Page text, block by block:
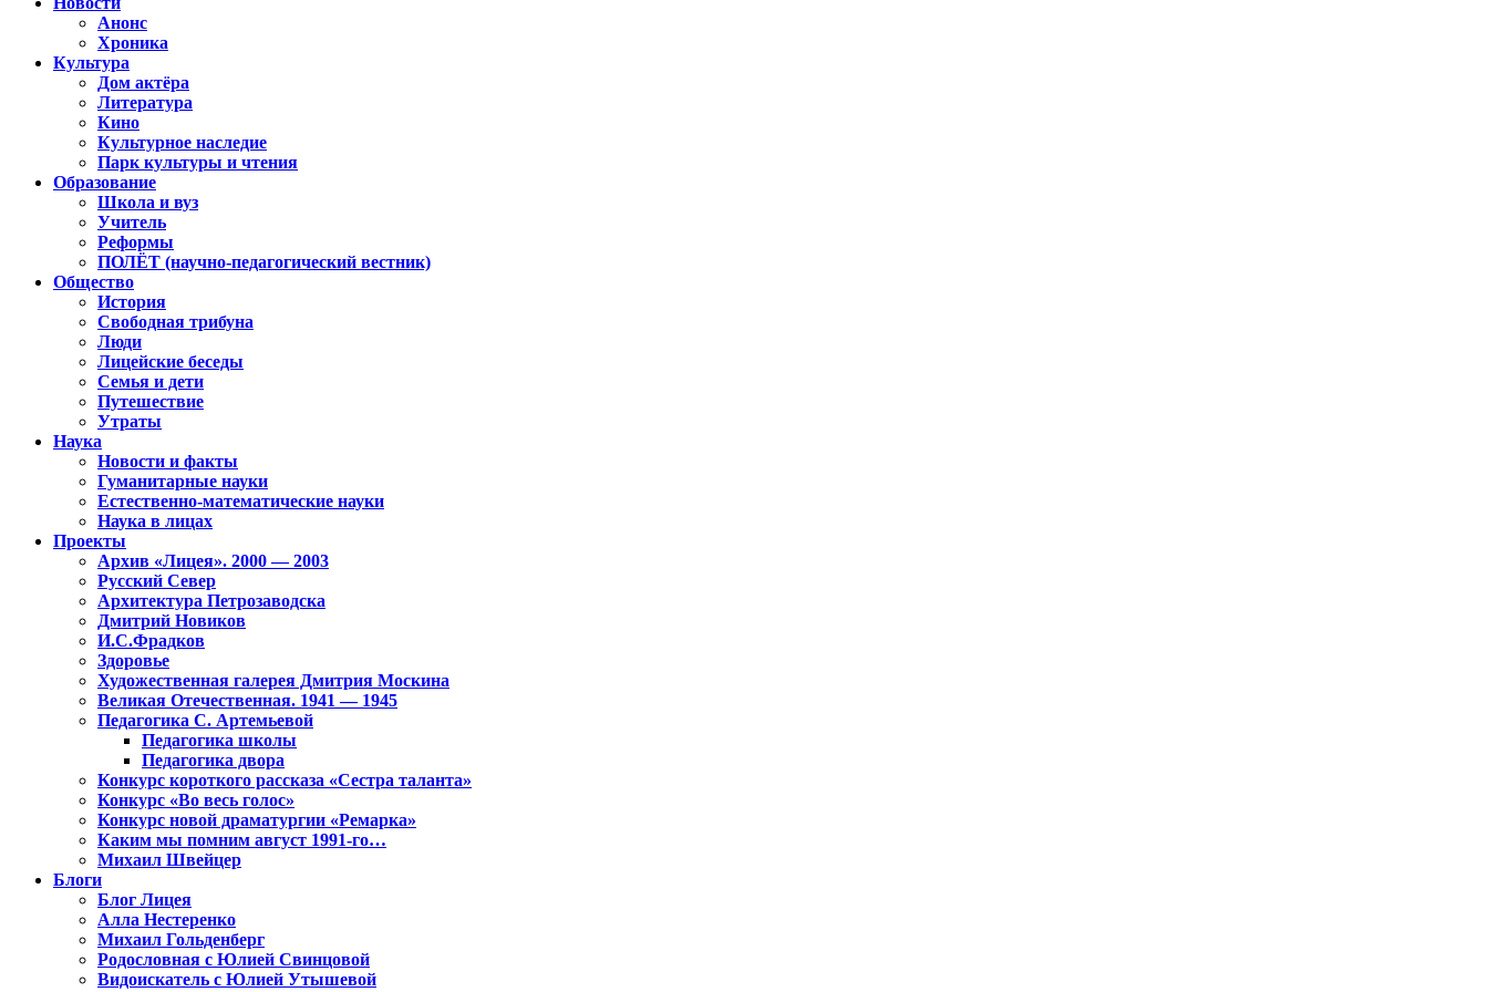
Анонс
Хроника
Культура
Дом актёра
Литература
Кино
Культурное наследие
Парк культуры и чтения
Образование
Школа и вуз
Учитель
Реформы
ПОЛЁТ (научно-педагогический вестник)
Общество
История
Свободная трибуна
Люди
Лицейские беседы
Семья и дети
Путешествие
Утраты
Наука
Новости и факты
Гуманитарные науки
Естественно-математические науки
Наука в лицах
Проекты
Архив «Лицея». 2000 — 2003
Русский Север
Архитектура Петрозаводска
Дмитрий Новиков
И.С.Фрадков
Здоровье
Художественная галерея Дмитрия Москина
Великая Отечественная. 1941 — 1945
Педагогика С. Артемьевой
Педагогика школы
Педагогика двора
Конкурс короткого рассказа «Сестра таланта»
Конкурс «Во весь голос»
Конкурс новой драматургии «Ремарка»
Каким мы помним август 1991-го…
Михаил Швейцер
Блоги
Блог Лицея
Алла Нестеренко
Михаил Гольденберг
Родословная с Юлией Свинцовой
Видоискатель с Юлией Утышевой